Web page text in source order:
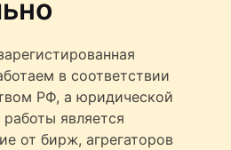
в соответствии
РФ, а юридической
является
от бирж, агрегаторов